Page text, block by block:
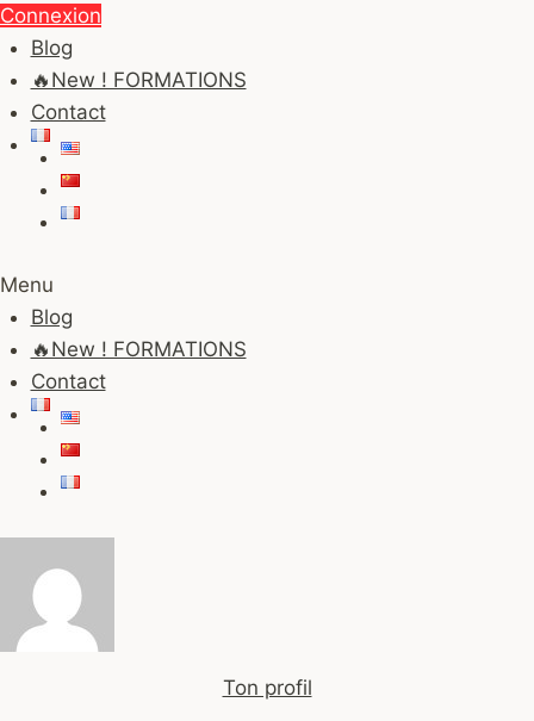
Aller
au
contenu
Connexion
Blog
🔥New ! FORMATIONS
Contact
Menu
Blog
🔥New ! FORMATIONS
Contact
Ton profil